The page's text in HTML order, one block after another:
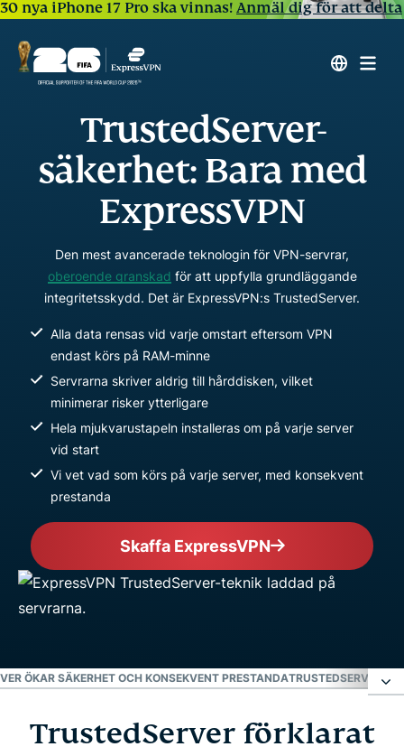
30 nya iPhone 17 Pro ska vinnas!Anmäl dig för att delta
TrustedServer-
säkerhet: Bara med
ExpressVPN
Den mest avancerade teknologin för VPN-servrar,
oberoende granskad för att uppfylla grundläggande
integritetsskydd. Det är ExpressVPN:s TrustedServer.
Alla data rensas vid varje omstart eftersom VPN
endast körs på RAM-minne
Servrarna skriver aldrig till hårddisken, vilket
minimerar risker ytterligare
Hela mjukvarustapeln installeras om på varje server
vid start
Vi vet vad som körs på varje server, med konsekvent
prestanda
Skaffa ExpressVPN
ÖKAR SÄKERHET OCH KONSEKVENT PRESTANDATRUSTEDSERVER
TrustedServer förklarat
TrustedServer förklarat